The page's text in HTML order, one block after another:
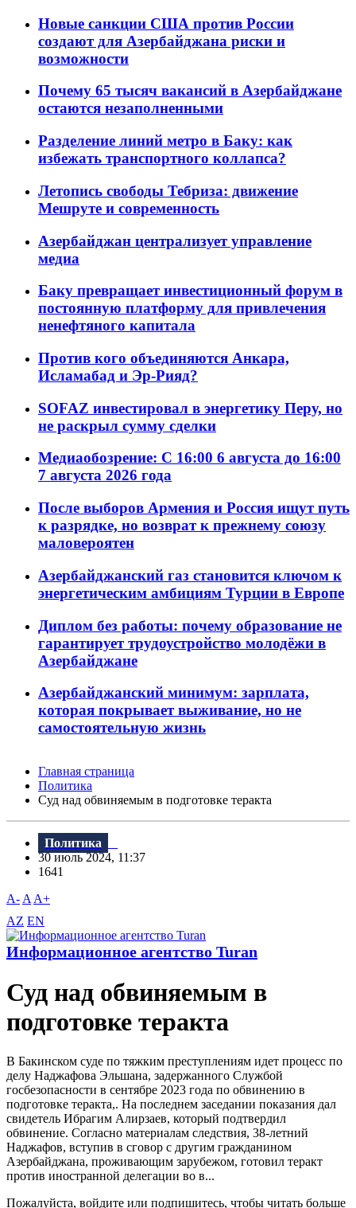
Новые санкции США против России
создают для Азербайджана риски и
возможности
Почему 65 тысяч вакансий в Азербайджане
остаются незаполненными
Разделение линий метро в Баку: как
избежать транспортного коллапса?
Летопись свободы Тебриза: движение
Мешруте и современность
Азербайджан централизует управление
медиа
Баку превращает инвестиционный форум в
постоянную платформу для привлечения
ненефтяного капитала
Против кого объединяются Анкара,
Исламабад и Эр-Рияд?
SOFAZ инвестировал в энергетику Перу, но
не раскрыл сумму сделки
Медиаобозрение: С 16:00 6 августа до 16:00
7 августа 2026 года
После выборов Армения и Россия ищут путь
к разрядке, но возврат к прежнему союзу
маловероятен
Азербайджанский газ становится ключом к
энергетическим амбициям Турции в Европе
Диплом без работы: почему образование не
гарантирует трудоустройство молодёжи в
Азербайджане
Азербайджанский минимум: зарплата,
которая покрывает выживание, но не
самостоятельную жизнь
Главная страница
Политика
Суд над обвиняемым в подготовке теракта
Политика
30 июль 2024, 11:37
1641
A- A A+
AZ EN
Информационное агентство Turan
Суд над обвиняемым в
подготовке теракта
В Бакинском суде по тяжким преступлениям идет процесс по
делу Наджафова Эльшана, задержанного Службой
госбезопасности в сентябре 2023 года по обвинению в
подготовке теракта,. На последнем заседании показания дал
свидетель Ибрагим Алирзаев, который подтвердил
обвинение. Согласно материалам следствия, 38-летний
Наджафов, вступив в сговор с другим гражданином
Азербайджана, проживающим зарубежом, готовил теракт
против иностранной делегации во в...
Пожалуйста, войдите или подпишитесь, чтобы читать больше